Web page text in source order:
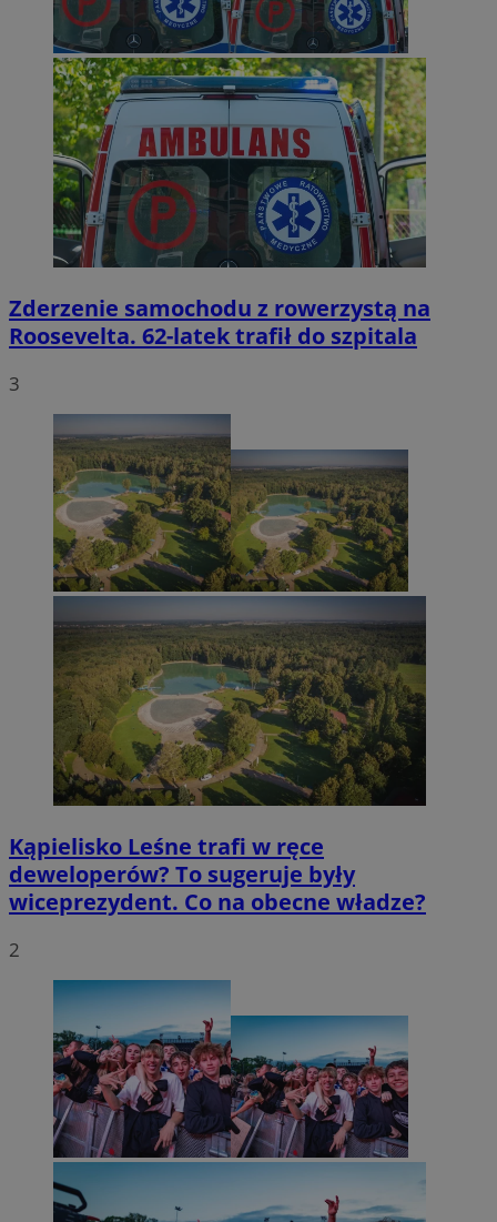
Zderzenie samochodu z rowerzystą na
Roosevelta. 62-latek trafił do szpitala
3
Kąpielisko Leśne trafi w ręce
deweloperów? To sugeruje były
wiceprezydent. Co na obecne władze?
2